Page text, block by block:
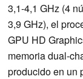
3,1-4,1 GHz (4
3,9 GHz), el
GPU HD
memoria dual-
producido en un